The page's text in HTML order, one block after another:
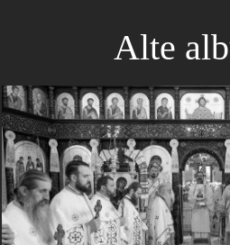
Alte